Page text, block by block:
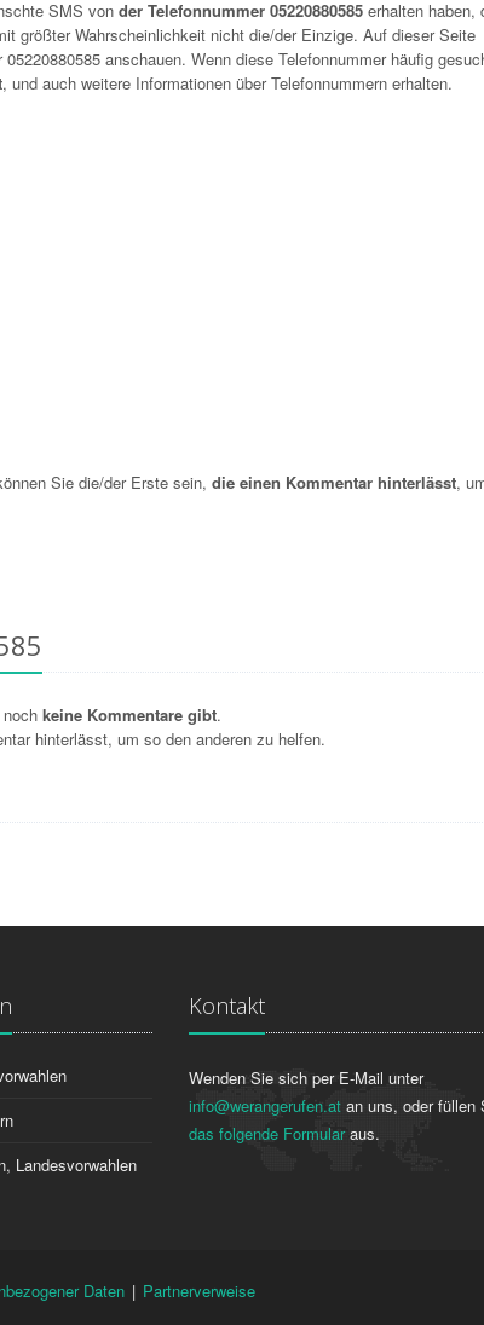
SMS von der Telefonnummer 05220880585 erhalten haben,
größter Wahrscheinlichkeit nicht die/der Einzige. Auf dieser Seite
05220880585 anschauen. Wenn diese Telefonnummer häufig
, und auch weitere Informationen über Telefonnummern erhalten.
Sie die/der Erste sein, die einen Kommentar hinterlässt,
nochkeine Kommentare gibt.
hinterlässt, um so den anderen zu helfen.
Landesvorwahlen
Kontakt
Wenden Sie sich per E-Mail unter
info@werangerufen.at an uns, oder füllen
das folgende Formularaus.
Daten | Partnerverweise